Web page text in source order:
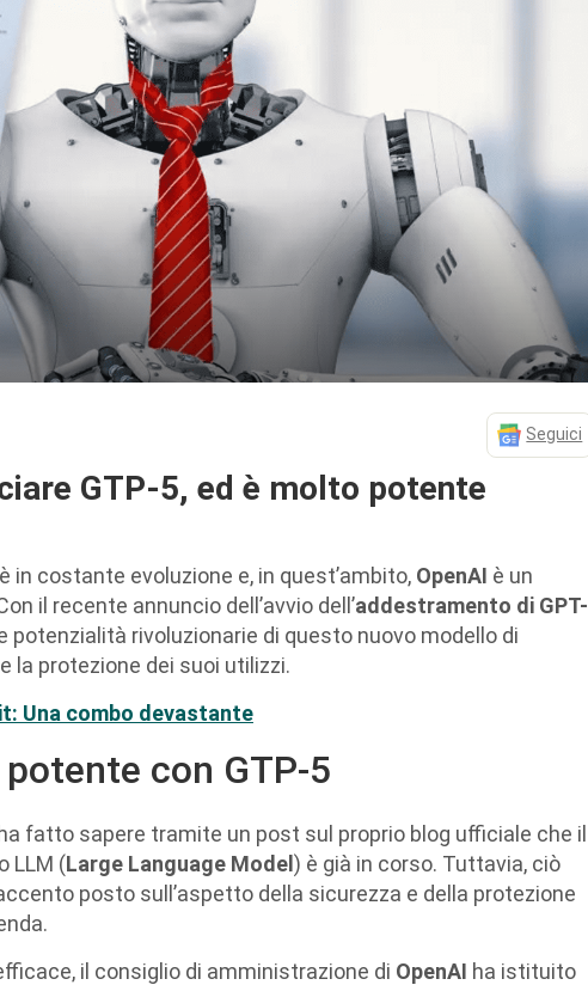
Seguici
GTP-5, ed è molto potente
è in costante evoluzione e, in quest’ambito, OpenAI è un
il recente annuncio dell’avvio dell’addestramento di GPT-
potenzialità rivoluzionarie di questo nuovo modello di
la protezione dei suoi utilizzi.
Una combo devastante
con GTP-5
ha fatto sapere tramite un post sul proprio blog ufficiale che il
LLM (Large Language Model ) è già in corso. Tuttavia, ciò
posto sull’aspetto della sicurezza e della protezione
il consiglio di amministrazione di OpenAI ha istituito